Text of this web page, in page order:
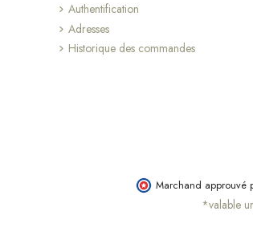
Authentification
Adresses
Historique des commandes
Marchand approuvé
*valable